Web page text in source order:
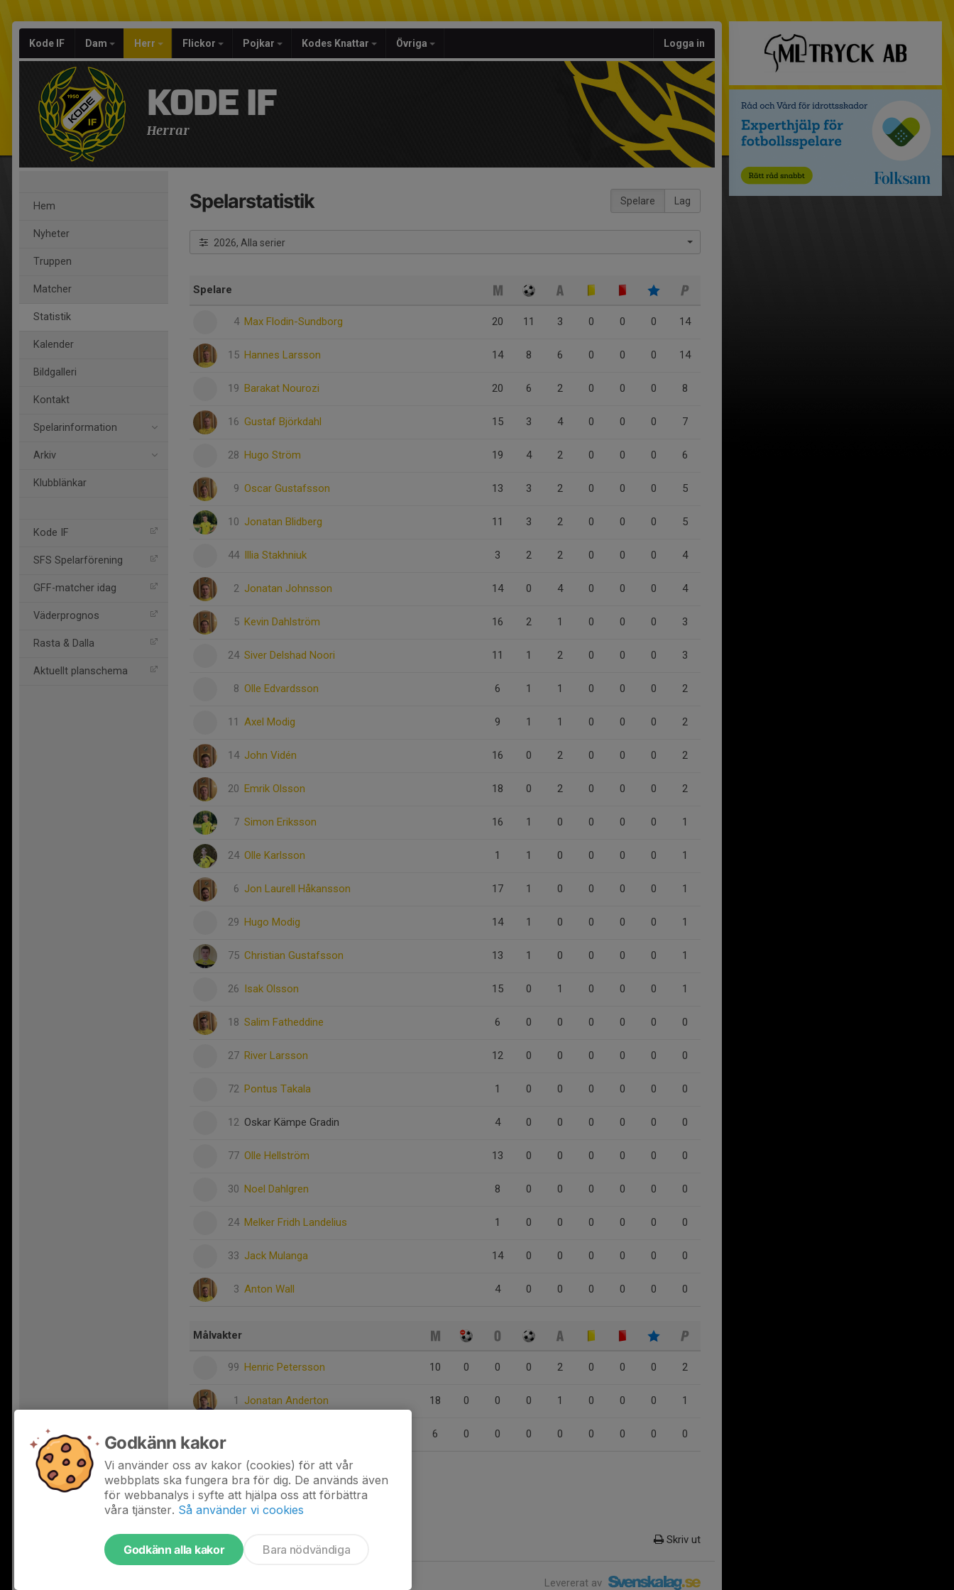
Kode IF Dam Herr Flickor Pojkar Kodes Knattar Övriga Logga in
KODE IF
Herrar
Hem
Nyheter
Truppen
Matcher
Statistik
Kalender
Bildgalleri
Kontakt
Spelarinformation
Arkiv
Klubblänkar
Kode IF
SFS Spelarförening
GFF-matcher idag
Väderprognos
Rasta & Dalla
Aktuellt planschema
Spelare Lag
Spelarstatistik
2026, Alla serier
Spelare
4 Max Flodin-Sundborg 20 11 3 0 0 0 14
15 Hannes Larsson 14 8 6 0 0 0 14
19 Barakat Nourozi 20 6 2 0 0 0 8
16 Gustaf Björkdahl 15 3 4 0 0 0 7
28 Hugo Ström 19 4 2 0 0 0 6
9 Oscar Gustafsson 13 3 2 0 0 0 5
10 Jonatan Blidberg 11 3 2 0 0 0 5
44 Illia Stakhniuk 3 2 2 0 0 0 4
2 Jonatan Johnsson 14 0 4 0 0 0 4
5 Kevin Dahlström 16 2 1 0 0 0 3
24 Siver Delshad Noori 11 1 2 0 0 0 3
8 Olle Edvardsson 6 1 1 0 0 0 2
11 Axel Modig 9 1 1 0 0 0 2
14 John Vidén 16 0 2 0 0 0 2
20 Emrik Olsson 18 0 2 0 0 0 2
7 Simon Eriksson 16 1 0 0 0 0 1
24 Olle Karlsson 1 1 0 0 0 0 1
6 Jon Laurell Håkansson 17 1 0 0 0 0 1
29 Hugo Modig 14 1 0 0 0 0 1
75 Christian Gustafsson 13 1 0 0 0 0 1
26 Isak Olsson 15 0 1 0 0 0 1
18 Salim Fatheddine 6 0 0 0 0 0 0
27 River Larsson 12 0 0 0 0 0 0
72 Pontus Takala 1 0 0 0 0 0 0
12 Oskar Kämpe Gradin 4 0 0 0 0 0 0
77 Olle Hellström 13 0 0 0 0 0 0
30 Noel Dahlgren 8 0 0 0 0 0 0
24 Melker Fridh Landelius 1 0 0 0 0 0 0
33 Jack Mulanga 14 0 0 0 0 0 0
3 Anton Wall 4 0 0 0 0 0 0
Målvakter
99 Henric Petersson 10 0 0 0 2 0 0 0 2
1 Jonatan Anderton 18 0 0 0 1 0 0 0 1
6 0 0 0 0 0 0 0 0
Dela statistik
Skriv ut
Levererat av
Godkänn kakor
Vi använder oss av kakor (cookies) för att vår
webbplats ska fungera bra för dig. De används även
för webbanalys i syfte att hjälpa oss att förbättra
våra tjänster. Så använder vi cookies
Godkänn alla kakor Bara nödvändiga